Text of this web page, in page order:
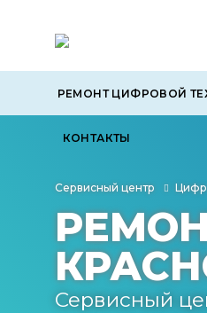
РЕМОНТ ЦИФРОВОЙ
КОНТАКТЫ
Сервисный центр
Сервисный